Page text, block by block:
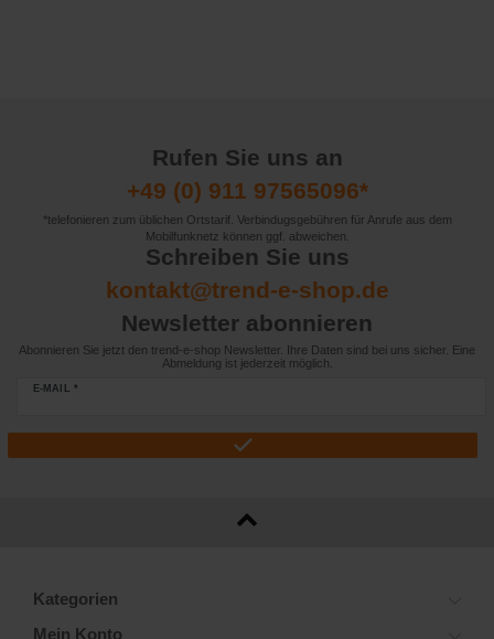
Rufen Sie uns an
+49 (0) 911 97565096*
*telefonieren zum üblichen Ortstarif. Verbindugsgebühren für Anrufe aus dem
Mobilfunknetz können ggf. abweichen.
Schreiben Sie uns
kontakt@trend-e-shop.de
Newsletter abonnieren
Abonnieren Sie jetzt den trend-e-shop Newsletter. Ihre Daten sind bei uns sicher. Eine
Abmeldung ist jederzeit möglich.
E-MAIL *
Kategorien
Mein Konto